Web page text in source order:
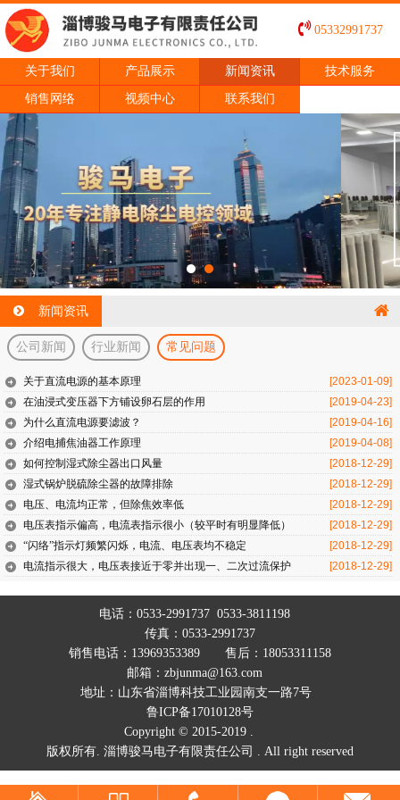
05332991737
关于我们 产品展示 新闻资讯 技术服务
销售网络 视频中心 联系我们
新闻资讯
公司新闻 行业新闻 常见问题
[2023-01-09]
关于直流电源的基本原理
[2019-04-23]
在油浸式变压器下方铺设卵石层的作用
[2019-04-16]
为什么直流电源要滤波？
[2019-04-08]
介绍电捕焦油器工作原理
[2018-12-29]
如何控制湿式除尘器出口风量
[2018-12-29]
湿式锅炉脱硫除尘器的故障排除
[2018-12-29]
电压、电流均正常，但除焦效率低
[2018-12-29]
电压表指示偏高，电流表指示很小（较平时有明显降低）
[2018-12-29]
“闪络”指示灯频繁闪烁，电流、电压表均不稳定
[2018-12-29]
电流指示很大，电压表接近于零并出现一、二次过流保护
电话：0533-2991737 0533-3811198
传真：0533-2991737
销售电话：13969353389 售后：18053311158
邮箱：zbjunma@163.com
地址：山东省淄博科技工业园南支一路7号
鲁ICP备17010128号
Copyright © 2015-2019 .
版权所有. 淄博骏马电子有限责任公司 . All right reserved